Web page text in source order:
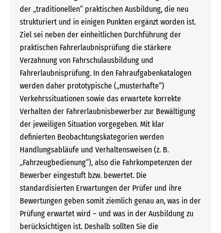
der „traditionellen“ praktischen Ausbildung, die neu
strukturiert und in einigen Punkten ergänzt worden ist.
Ziel sei neben der einheitlichen Durchführung der
praktischen Fahrerlaubnisprüfung die stärkere
Verzahnung von Fahrschulausbildung und
Fahrerlaubnisprüfung. In den Fahraufgabenkatalogen
werden daher prototypische („musterhafte“)
Verkehrssituationen sowie das erwartete korrekte
Verhalten der Fahrerlaubnisbewerber zur Bewältigung
der jeweiligen Situation vorgegeben. Mit klar
definierten Beobachtungskategorien werden
Handlungsabläufe und Verhaltensweisen (z. B.
„Fahrzeugbedienung“), also die Fahrkompetenzen der
Bewerber eingestuft bzw. bewertet. Die
standardisierten Erwartungen der Prüfer und ihre
Bewertungen geben somit ziemlich genau an, was in der
Prüfung erwartet wird – und was in der Ausbildung zu
berücksichtigen ist. Deshalb sollten Sie die